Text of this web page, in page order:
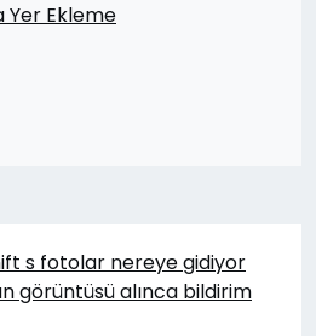
Ekleme
s fotolar nereye gidiyor
görüntüsü alınca bildirim